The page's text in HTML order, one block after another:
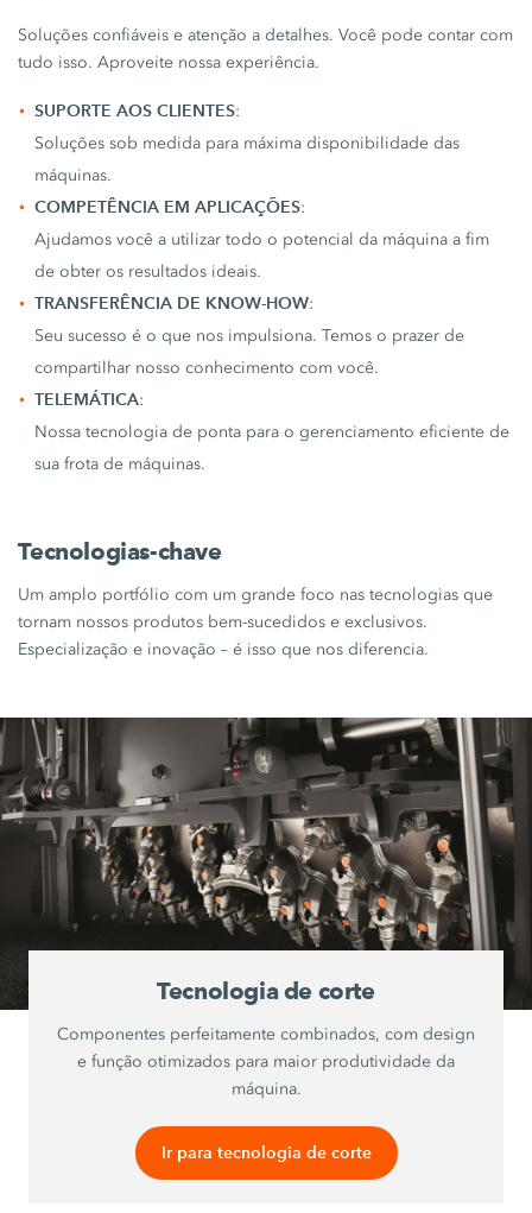
Soluções confiáveis e atenção a detalhes. Você pode contar com
tudo isso. Aproveite nossa experiência.
SUPORTE AOS CLIENTES:
Soluções sob medida para máxima disponibilidade das
máquinas.
COMPETÊNCIA EM APLICAÇÕES:
Ajudamos você a utilizar todo o potencial da máquina a fim
de obter os resultados ideais.
TRANSFERÊNCIA DE KNOW-HOW:
Seu sucesso é o que nos impulsiona. Temos o prazer de
compartilhar nosso conhecimento com você.
TELEMÁTICA:
Nossa tecnologia de ponta para o gerenciamento eficiente de
sua frota de máquinas.
Tecnologias-chave
Um amplo portfólio com um grande foco nas tecnologias que
tornam nossos produtos bem-sucedidos e exclusivos.
Especialização e inovação – é isso que nos diferencia.
Tecnologia de corte
Componentes perfeitamente combinados, com design
e função otimizados para maior produtividade da
máquina.
Ir para tecnologia de corte